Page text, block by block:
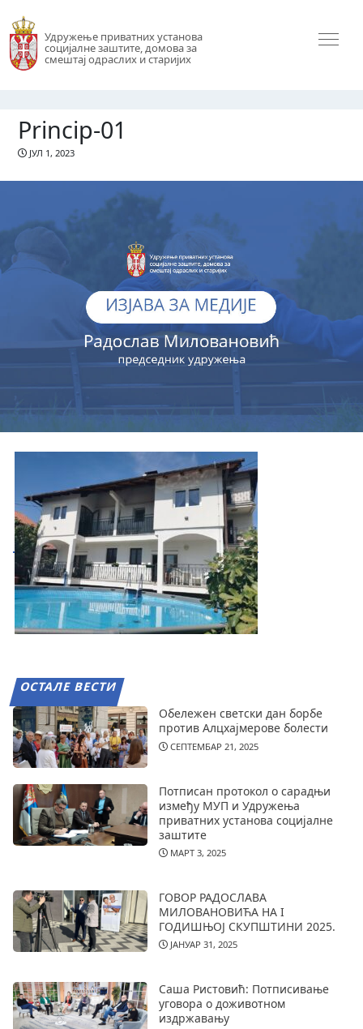
Удружење приватних установа
социјалне заштите, домова за
смештај одраслих и старијих
Princip-01
ЈУЛ 1, 2023
ОСТАЛЕ ВЕСТИ
Обележен светски дан борбе
против Алцхајмерове болести
СЕПТЕМБАР 21, 2025
Потписан протокол о сарадњи
између МУП и Удружења
приватних установа социјалне
заштите
МАРТ 3, 2025
ГОВОР РАДОСЛАВА
МИЛОВАНОВИЋА НА I
ГОДИШЊОЈ СКУПШТИНИ 2025.
ЈАНУАР 31, 2025
Саша Ристовић: Потписивање
уговора о доживотном
издржавању